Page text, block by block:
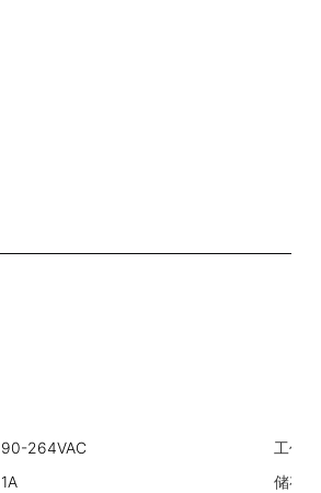
90-264VAC
工作
1A
储存